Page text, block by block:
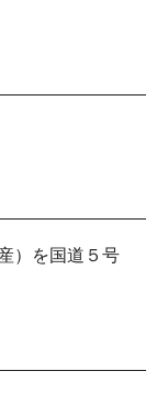
）を国道５号